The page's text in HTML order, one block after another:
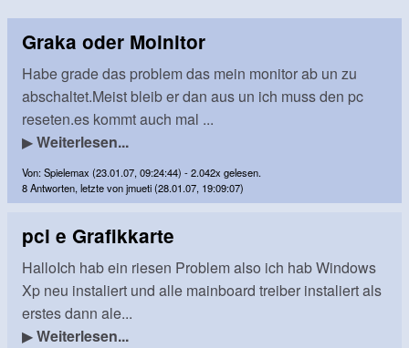
Graka oder Moinitor
Habe grade das problem das mein monitor ab un zu
abschaltet.Meist bleib er dan aus un ich muss den pc
reseten.es kommt auch mal ...
▶Weiterlesen...
Von: Spielemax (23.01.07, 09:24:44) - 2.042x gelesen.
8 Antworten, letzte von jmueti (28.01.07, 19:09:07)
pci e Grafikkarte
HalloIch hab ein riesen Problem also ich hab Windows
Xp neu instaliert und alle mainboard treiber instaliert als
erstes dann ale...
▶Weiterlesen...